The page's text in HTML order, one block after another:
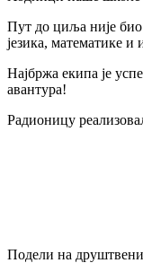
​Пут до циља није био
језика, математике и
Најбржа екипа је
авантура!
Радионицу
Подели на